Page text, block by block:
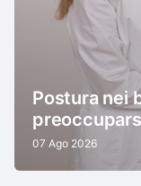
Postura nei
07 Ago 2026